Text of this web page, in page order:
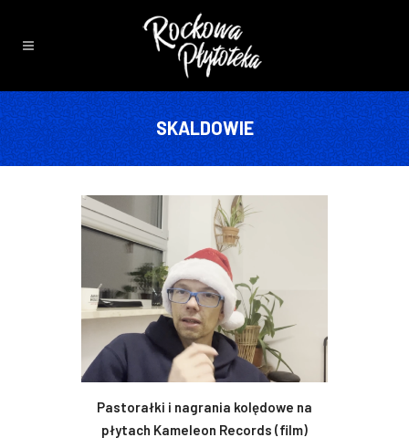
SKALDOWIE
Pastorałki i nagrania kolędowe na
płytach Kameleon Records (film)